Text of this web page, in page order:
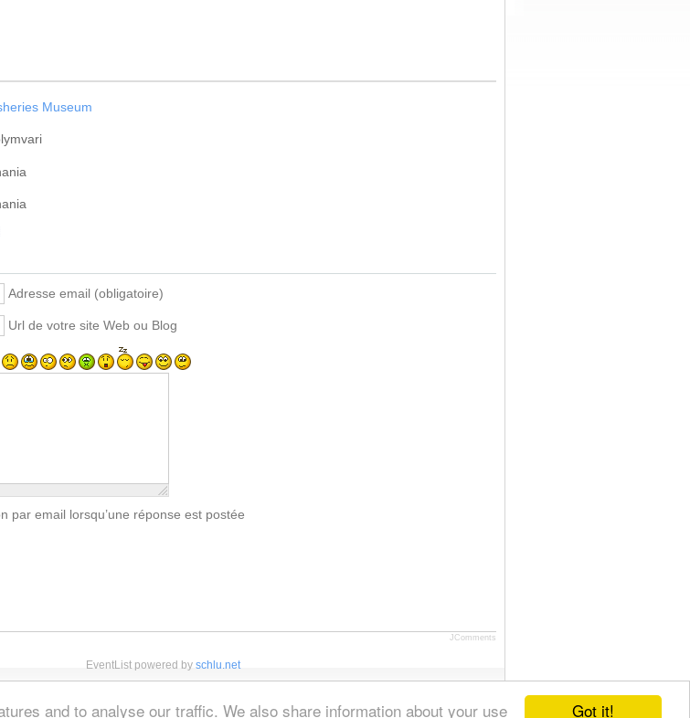
Got it!
and to analyse our traffic. We also share information about your use
Museum
Adresse email (obligatoire)
Url de votre site Web ou Blog
par email lorsqu’une réponse est postée
JComments
EventList powered by schlu.net